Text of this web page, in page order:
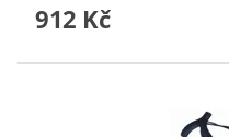
912 Kč